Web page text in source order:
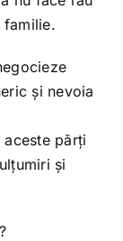
familie.
și nevoia
părți
și